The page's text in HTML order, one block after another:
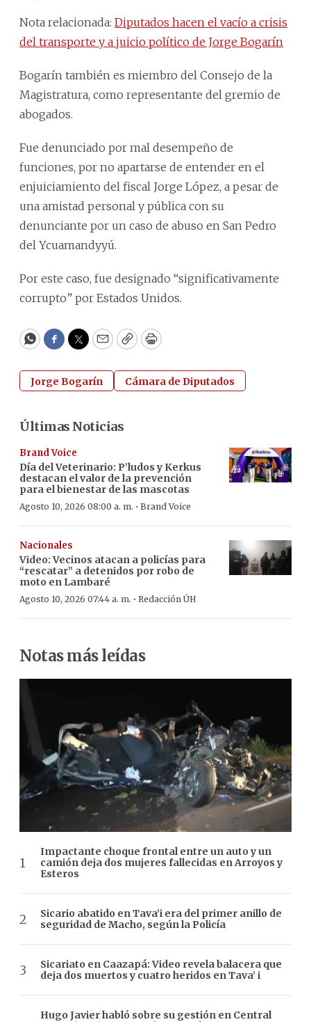
Nota relacionada: Diputados hacen el vacío a crisis
del transporte y a juicio político de Jorge Bogarín
Bogarín también es miembro del Consejo de la
Magistratura, como representante del gremio de
abogados.
Fue denunciado por mal desempeño de
funciones, por no apartarse de entender en el
enjuiciamiento del fiscal Jorge López, a pesar de
una amistad personal y pública con su
denunciante por un caso de abuso en San Pedro
del Ycuamandyyú.
Por este caso, fue designado “significativamente
corrupto” por Estados Unidos.
WhatsApp
Facebook
Twitter
EmailCopyPrint
Jorge Bogarín Cámara de Diputados
Últimas Noticias
Brand Voice
Día del Veterinario: P’ludos y Kerkus
destacan el valor de la prevención
para el bienestar de las mascotas
Agosto 10, 2026 08:00 a. m. · Brand Voice
Nacionales
Video: Vecinos atacan a policías para
“rescatar” a detenidos por robo de
moto en Lambaré
Agosto 10, 2026 07:44 a. m. · Redacción ÚH
Notas más leídas
Impactante choque frontal entre un auto y un
camión deja dos mujeres fallecidas en Arroyos y
Esteros
Sicario abatido en Tava’i era del primer anillo de
seguridad de Macho, según la Policía
Sicariato en Caazapá: Video revela balacera que
deja dos muertos y cuatro heridos en Tava’ i
Hugo Javier habló sobre su gestión en Central